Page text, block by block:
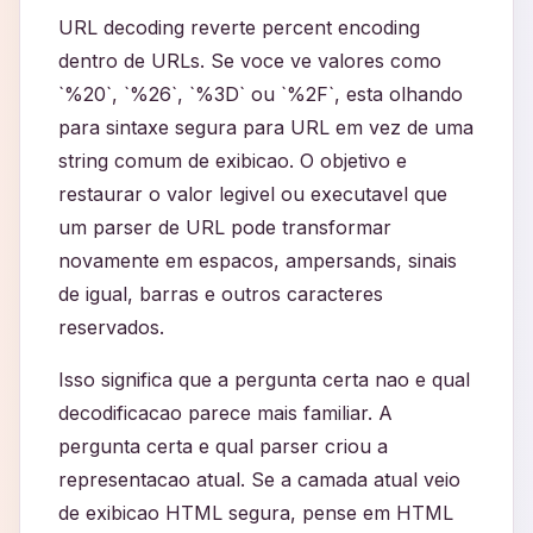
URL decoding reverte percent encoding
dentro de URLs. Se voce ve valores como
`%20`, `%26`, `%3D` ou `%2F`, esta olhando
para sintaxe segura para URL em vez de uma
string comum de exibicao. O objetivo e
restaurar o valor legivel ou executavel que
um parser de URL pode transformar
novamente em espacos, ampersands, sinais
de igual, barras e outros caracteres
reservados.
Isso significa que a pergunta certa nao e qual
decodificacao parece mais familiar. A
pergunta certa e qual parser criou a
representacao atual. Se a camada atual veio
de exibicao HTML segura, pense em HTML